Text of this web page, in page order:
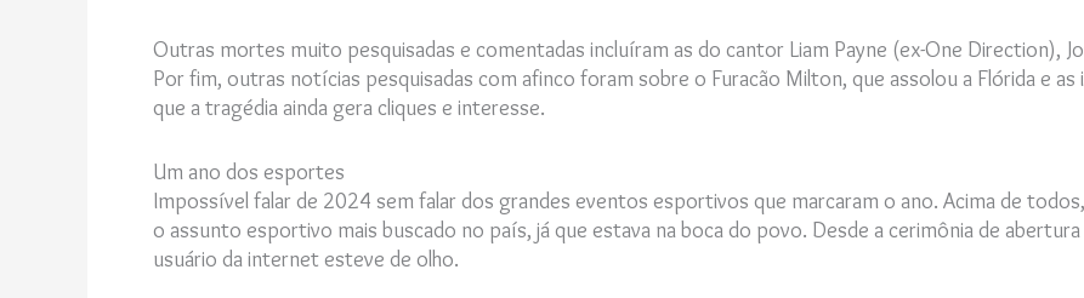
Outras mortes muito pesquisadas e comentadas incluíram as do cantor Liam Payne (ex-One Direction),
Por fim, outras notícias pesquisadas com afinco foram sobre o Furacão Milton, que assolou a Flórida e as
que a tragédia ainda gera cliques e interesse.
Um ano dos esportes
Impossível falar de 2024 sem falar dos grandes eventos esportivos que marcaram o ano. Acima de
o assunto esportivo mais buscado no país, já que estava na boca do povo. Desde a cerimônia de
usuário da internet esteve de olho.